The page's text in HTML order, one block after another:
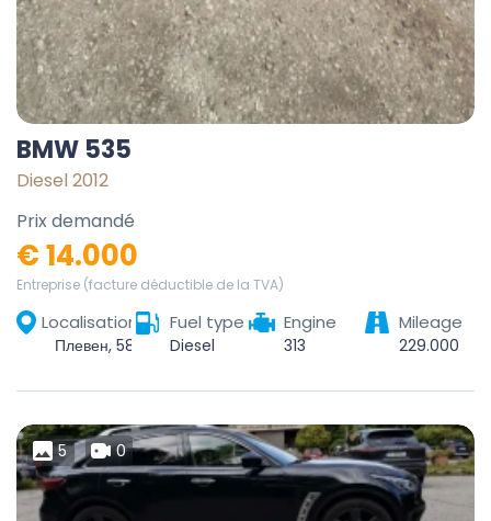
BMW 535
Diesel 2012
Prix demandé
€ 14.000
Entreprise (facture déductible de la TVA)
Localisation Fuel type
Diesel
Engine
313
Mileage
229.000
5 0